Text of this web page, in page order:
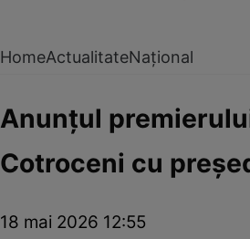
HomeActualitateNațional
Anunțul
Cotroceni cu
18 mai 2026 12:55